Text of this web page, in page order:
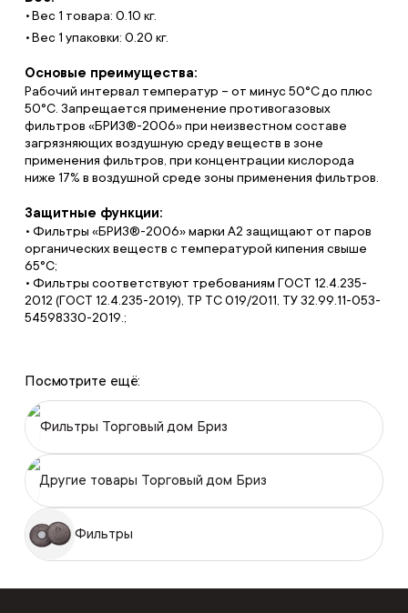
Вес 1 товара: 0.10 кг.
Вес 1 упаковки: 0.20 кг.
Основые преимущества:
Рабочий интервал температур – от минус 50°С до плюс
50°С. Запрещается применение противогазовых
фильтров «БРИЗ®-2006» при неизвестном составе
загрязняющих воздушную среду веществ в зоне
применения фильтров, при концентрации кислорода
ниже 17% в воздушной среде зоны применения фильтров.
Защитные функции:
• Фильтры «БРИЗ®-2006» марки A2 защищают от паров
органических веществ с температурой кипения свыше
65°С;
• Фильтры соответствуют требованиям ГОСТ 12.4.235-
2012 (ГОСТ 12.4.235-2019), ТР ТС 019/2011, ТУ 32.99.11-053-
54598330-2019.;
Посмотрите ещё:
Фильтры Торговый дом Бриз
Другие товары Торговый дом Бриз
Фильтры